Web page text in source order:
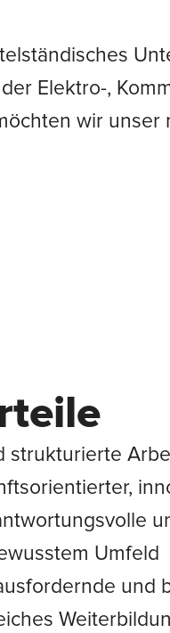
Elektro-,
wir unser
strukturierte
Umfeld
und